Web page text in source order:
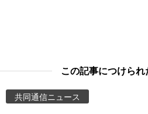
この記事につけら
共同通信ニュース